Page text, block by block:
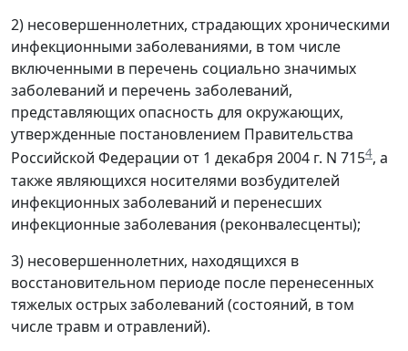
2) несовершеннолетних, страдающих хроническими
инфекционными заболеваниями, в том числе
включенными в перечень социально значимых
заболеваний и перечень заболеваний,
представляющих опасность для окружающих,
утвержденные постановлением Правительства
Российской Федерации от 1 декабря 2004 г. N 7154, а
также являющихся носителями возбудителей
инфекционных заболеваний и перенесших
инфекционные заболевания (реконвалесценты);
3) несовершеннолетних, находящихся в
восстановительном периоде после перенесенных
тяжелых острых заболеваний (состояний, в том
числе травм и отравлений).